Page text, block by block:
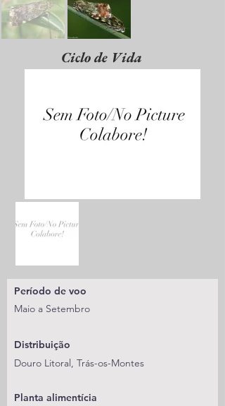
Ciclo de Vida
Período de voo
Maio a Setembro
Distribuição
Douro Litoral, Trás-os-Montes
Planta alimentícia